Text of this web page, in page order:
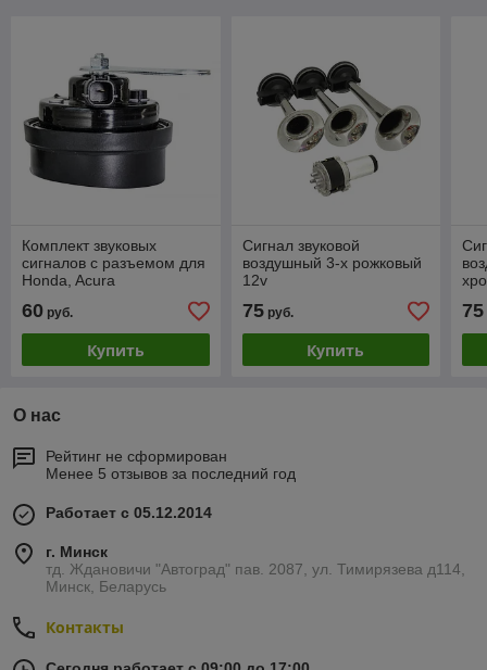
Комплект звуковых
сигналов с разъeмом для
Honda, Acura
60 руб.
Купить
Сигнал звуковой
воздушный 3-х рожковый
12v
75руб.
Купить
75
О нас
Рейтинг не сформирован
Менее 5 отзывов за последний год
Работает с 05.12.2014
г. Минск
тд. Ждановичи "Автоград" пав. 2087, ул. Тимирязева д114,
Минск, Беларусь
Контакты